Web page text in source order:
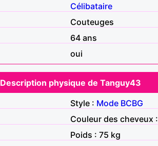
Célibataire
Couteuges
64 ans
oui
Description physique de Tanguy43
Style : Mode BCBG
Couleur des cheveux :
Poids : 75 kg